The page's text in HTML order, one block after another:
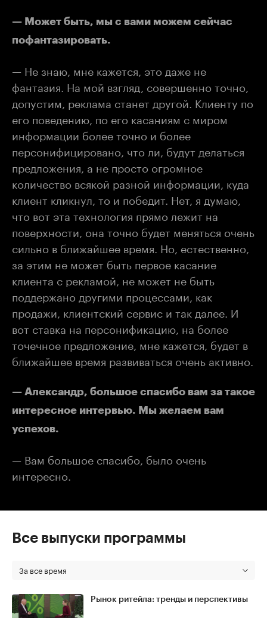
— Может быть, мы с вами можем сейчас
пофантазировать.
— Не знаю, мне кажется, это даже не
фантазия. На мой взгляд, совершенно точно,
допустим, реклама станет другой. Клиенту по
его поведению, по его касаниям с миром
информации более точно и более
персонифицировано, что ли, будут делаться
предложения, а не просто огромное
количество всякой разной информации, куда
клиент кликнул, то и победит. Нет, я думаю,
что вот эта технология прямо лежит на
поверхности, она точно будет меняться очень
сильно в ближайшее время. Но, естественно,
за этим не может быть первое касание
клиента с рекламой, не может не быть
поддержано другими процессами, как
продажи, клиентский сервис и так далее. И
вот ставка на персонификацию, на более
точечное предложение, мне кажется, будет в
ближайшее время развиваться очень активно.
— Александр, большое спасибо вам за такое
интересное интервью. Мы желаем вам
успехов.
— Вам большое спасибо, было очень
интересно.
Все выпуски программы
За все время
Рынок ритейла: тренды и перспективы